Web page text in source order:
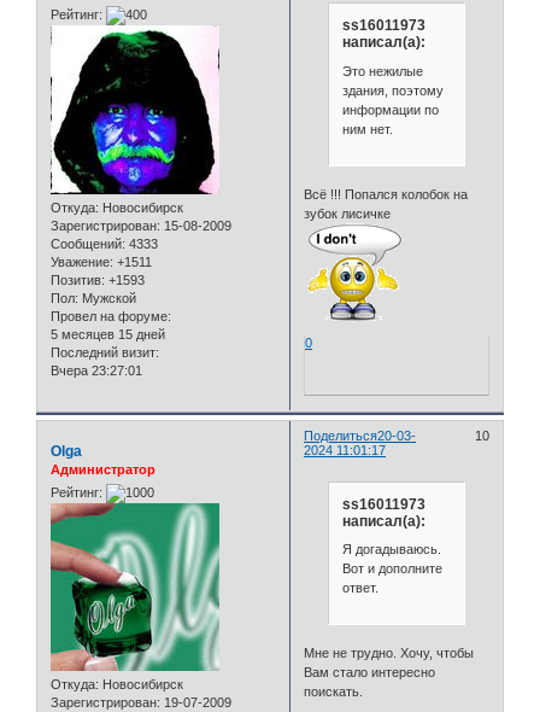
Рейтинг:
Откуда: Новосибирск
Зарегистрирован: 15-08-2009
Сообщений: 4333
Уважение: +1511
Позитив: +1593
Пол: Мужской
Провел на форуме:
5 месяцев 15 дней
Последний визит:
Вчера 23:27:01
ss16011973
написал(а):
Это нежилые
здания, поэтому
информации по
ним нет.
Всё !!! Попался колобок на
зубок лисичке
0
Поделиться 10
20-03-
2024 11:01:17
Olga
Администратор
Рейтинг:
Откуда: Новосибирск
Зарегистрирован: 19-07-2009
ss16011973
написал(а):
Я догадываюсь.
Вот и дополните
ответ.
Мне не трудно. Хочу, чтобы
Вам стало интересно
поискать.